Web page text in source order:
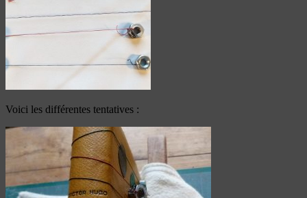
Voici les différentes tentatives :